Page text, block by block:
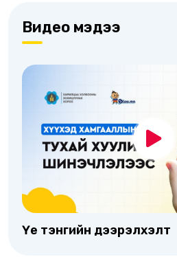
Видео мэдээ
Үе тэнгийн дээрэлхэлт